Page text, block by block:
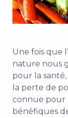
Une fois que
nature nous
pour la
la perte de
connue pour
bénéfiques